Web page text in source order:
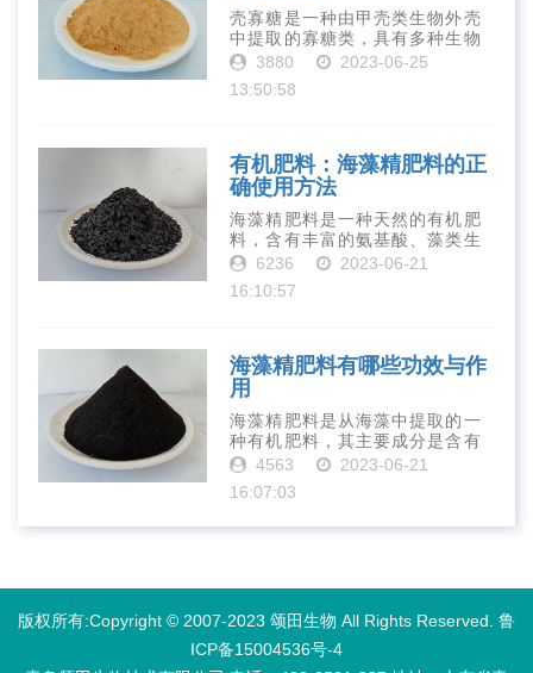
壳寡糖是一种由甲壳类生物外壳
中提取的寡糖类，具有多种生物
活性和营养价值。在农业生产
是作为一种新型的有机肥料，壳
3880
2023-06-25
13:50:58
有机肥料：海藻精肥料的正
确使用方法
海藻精肥料是一种天然的有机肥
料，含有丰富的氨基酸、藻类生
长素、维生素、微量元素、蛋白
力、促进植物生长、增强植物抗
6236
2023-06-21
16:10:57
海藻精肥料有哪些功效与作
用
海藻精肥料是从海藻中提取的一
种有机肥料，其主要成分是含有
丰富的微量元素、植物生长素、
有增强作物生长、促进植物根系
4563
2023-06-21
16:07:03
版权所有:Copyright © 2007-2023 颂田生物 All Rights Reserved. 鲁
ICP备15004536号-4